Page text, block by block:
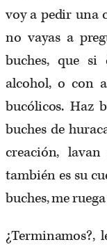
voy a pedir una
no vayas a
buches, que
alcohol, o con
bucólicos. Haz
buches de
creación,
también es su
buches, me